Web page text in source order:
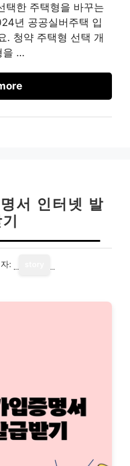
택한 주택형을 바꾸는
년 공공실버주택 입
. 청약 주택형 선택 개
을 …
서 인터넷 발
: